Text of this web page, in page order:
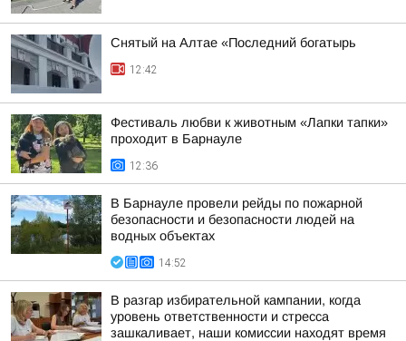
Снятый на Алтае «Последний богатырь
12:42
Фестиваль любви к животным «Лапки тапки»
проходит в Барнауле
12:36
В Барнауле провели рейды по пожарной
безопасности и безопасности людей на
водных объектах
14:52
В разгар избирательной кампании, когда
уровень ответственности и стресса
зашкаливает, наши комиссии находят время